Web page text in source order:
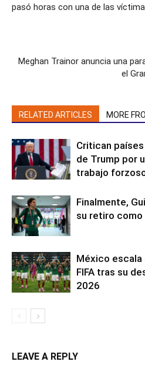
pasó horas con una de las
Meghan Trainor anuncia una
el
RELATED ARTICLES MORE
Critican
de Trump por
trabajo
Finalmente,
su retiro
México escala
FIFA tras su
2026
LEAVE A REPLY